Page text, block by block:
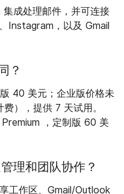
成处理邮件，并可连接
Instagram，以及 Gmail
？
40 美元；企业版价格未
），提供 7 天试用。
，定制版 60 美
理和团队协作？
工作区、Gmail/Outlook